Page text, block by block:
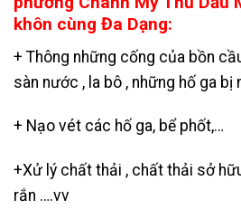
khôn cùng Đa Dạng:
+ Thông những cống của bồn
sàn nước , la bô , những hố ga bị
+ Nạo vét các hố ga, bể phốt,…
+Xử lý chất thải , chất thải sở
rắn ….vv